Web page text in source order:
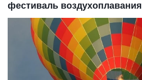
фестиваль воздухоплавания